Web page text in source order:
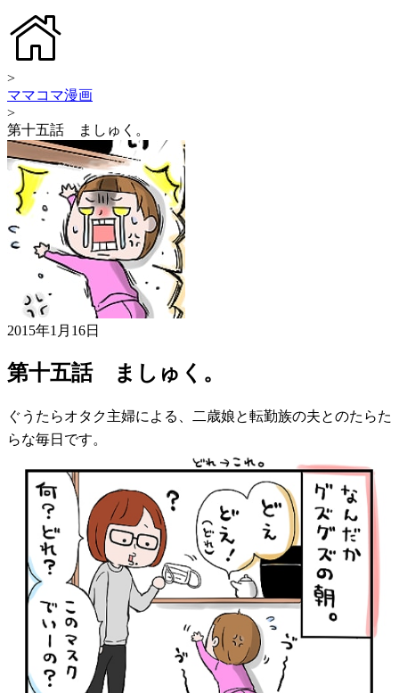
>
ママコマ漫画
>
第十五話 ましゅく。
2015年1月16日
第十五話 ましゅく。
ぐうたらオタク主婦による、二歳娘と転勤族の夫とのたらた
らな毎日です。